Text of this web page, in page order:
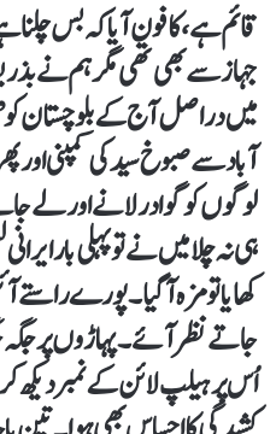
قائم ہے، کا فون آیا کہ بس چلنا
جہاز سے بھی تھی مگر ہم نے
میں دراصل آج کے بلوچستان کو
آباد سے صبوخ سید کی کمپنی اور
لوگوں کو گوادر لانے اور لے جانے
ہی نہ چلا میں نے تو پہلی بار
کھایا تو مزہ آگیا ۔ پورے
جاتے نظر آئے۔ پہاڑوں پر
اُس پر ہیلپ لائن کے نمبر دیکھ